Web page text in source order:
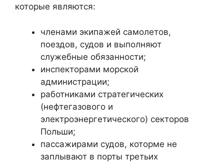
которые являются:
членами экипажей самолетов,
поездов, судов и выполняют
служебные обязанности;
инспекторами морской
администрации;
работниками стратегических
(нефтегазового и
электроэнергетического) секторов
Польши;
пассажирами судов, которме не
заплывают в порты третьих